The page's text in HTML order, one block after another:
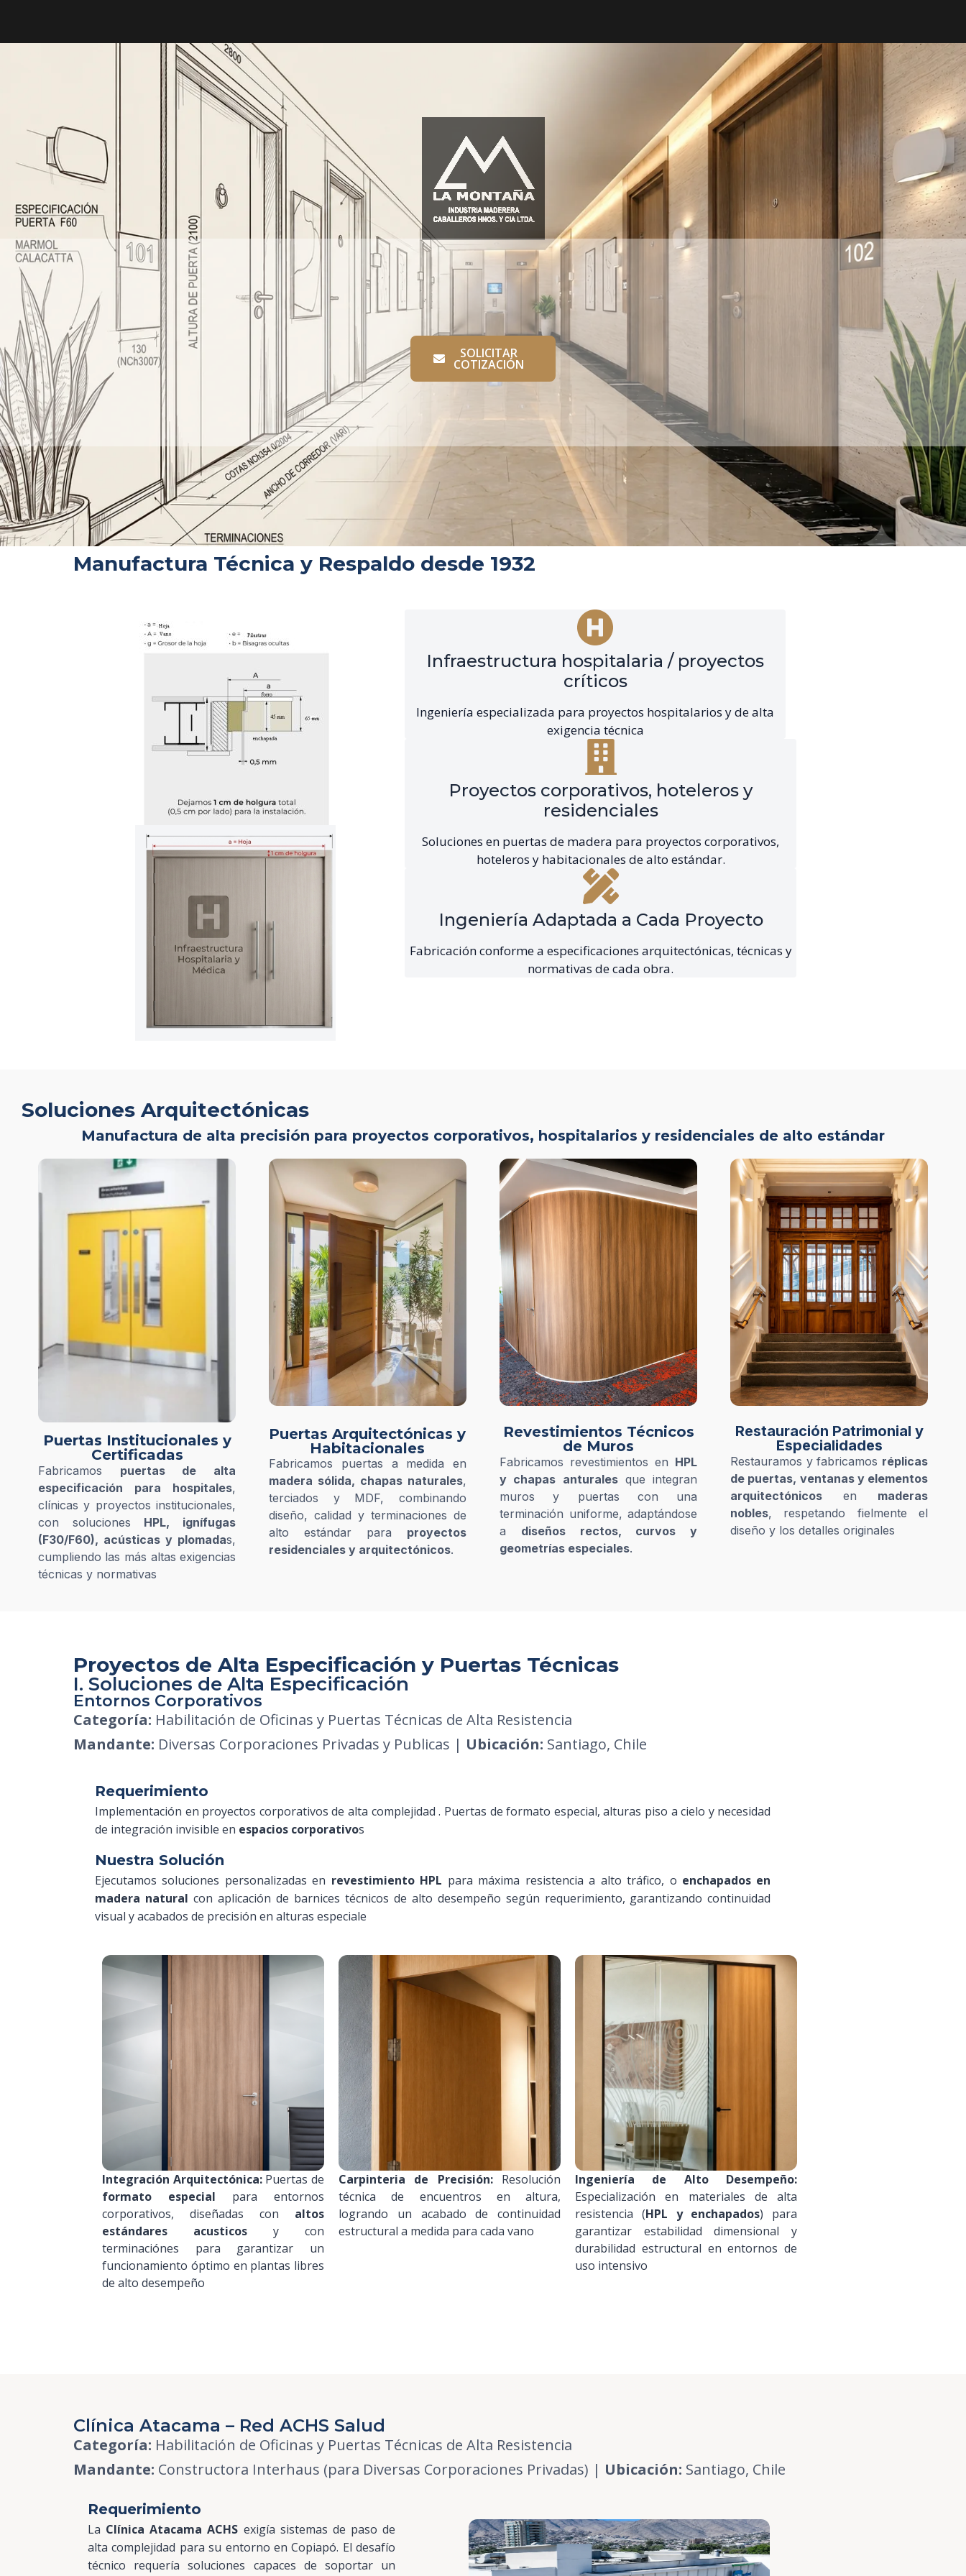
SOLICITAR
COTIZACIÓN
Manufactura Técnica y Respaldo desde 1932
Infraestructura hospitalaria / proyectos
críticos
Ingeniería especializada para proyectos hospitalarios y de alta
exigencia técnica
Proyectos corporativos, hoteleros y
residenciales
Soluciones en puertas de madera para proyectos corporativos,
hoteleros y habitacionales de alto estándar.
Ingeniería Adaptada a Cada Proyecto
Fabricación conforme a especificaciones arquitectónicas, técnicas y
normativas de cada obra.
Soluciones Arquitectónicas
Manufactura de alta precisión para proyectos corporativos, hospitalarios y residenciales de alto estándar
Puertas Institucionales y
Certificadas
Fabricamos puertas de alta
especificación para hospitales,
clínicas y proyectos institucionales,
con soluciones HPL, ignífugas
(F30/F60), acústicas y plomadas,
cumpliendo las más altas exigencias
técnicas y normativas
Puertas Arquitectónicas y
Habitacionales
Fabricamos puertas a medida en
madera sólida, chapas naturales,
terciados y MDF, combinando
diseño, calidad y terminaciones de
alto estándar para proyectos
residenciales y arquitectónicos.
Revestimientos Técnicos
de Muros
Fabricamos revestimientos en HPL
y chapas anturalesque integran
muros y puertas con una
terminación uniforme, adaptándose
a diseños rectos, curvos y
geometrías especiales.
Restauración Patrimonial y
Especialidades
Restauramos y fabricamos réplicas
de puertas, ventanas y elementos
arquitectónicosen maderas
nobles, respetando fielmente el
diseño y los detalles originales
Proyectos de Alta Especificación y Puertas Técnicas
I. Soluciones de Alta Especificación
Entornos Corporativos
Categoría: Habilitación de Oficinas y Puertas Técnicas de Alta Resistencia
Mandante: Diversas Corporaciones Privadas y Publicas | Ubicación: Santiago, Chile
Requerimiento
Implementación en proyectos corporativos de alta complejidad . Puertas de formato especial, alturas piso a cielo y necesidad
de integración invisible en espacios corporativos
Nuestra Solución
Ejecutamos soluciones personalizadas en revestimiento HPL para máxima resistencia a alto tráfico, o enchapados en
madera natural con aplicación de barnices técnicos de alto desempeño según requerimiento, garantizando continuidad
visual y acabados de precisión en alturas especiale
Integración Arquitectónica:Puertas de
formato especial para entornos
corporativos, diseñadas con altos
estándares acusticos y con
terminaciónes para garantizar un
funcionamiento óptimo en plantas libres
de alto desempeño
Carpinteria de Precisión:Resolución
técnica de encuentros en altura,
logrando un acabado de continuidad
estructural a medida para cada vano
Ingeniería de Alto Desempeño:
Especialización en materiales de alta
resistencia (HPL y enchapados) para
garantizar estabilidad dimensional y
durabilidad estructural en entornos de
uso intensivo
Clínica Atacama – Red ACHS Salud
Categoría: Habilitación de Oficinas y Puertas Técnicas de Alta Resistencia
Mandante: Constructora Interhaus (para Diversas Corporaciones Privadas) | Ubicación: Santiago, Chile
Requerimiento
La Clínica Atacama ACHS exigía sistemas de paso de
alta complejidad para su entorno en Copiapó. El desafío
técnico requería soluciones capaces de soportar un